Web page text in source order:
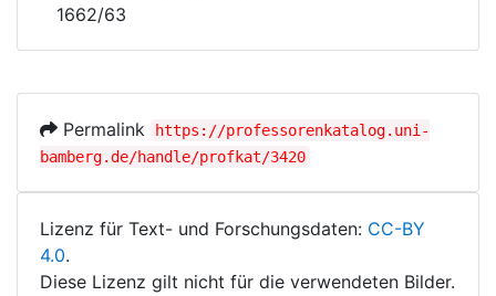
1662/63
Permalink
https://professorenkatalog.uni-
bamberg.de/handle/profkat/3420
Lizenz für Text- und Forschungsdaten: CC-BY
4.0.
Diese Lizenz gilt nicht für die verwendeten Bilder.